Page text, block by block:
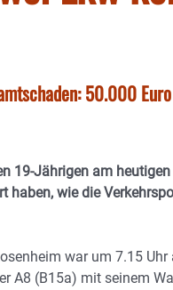
50.000 Euro
19-Jährigen am heutigen
haben, wie die
war um 7.15 Uhr
A8 (B15a) mit seinem